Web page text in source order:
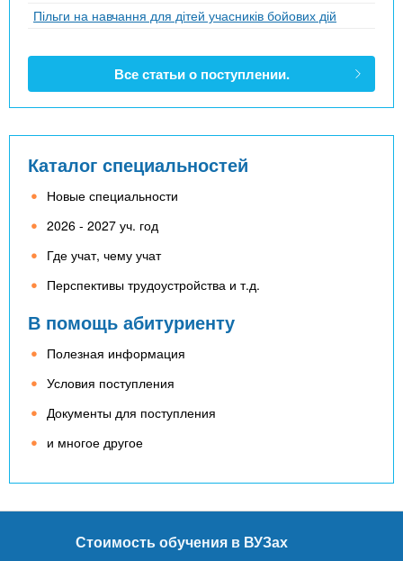
Пільги на навчання для дітей учасників бойових дій
Все статьи о поступлении.
Каталог специальностей
Новые специальности
2026 - 2027 уч. год
Где учат, чему учат
Перспективы трудоустройства и т.д.
В помощь абитуриенту
Полезная информация
Условия поступления
Документы для поступления
и многое другое
Стоимость обучения в ВУЗах